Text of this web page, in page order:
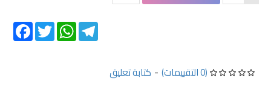
(0 التقييمات) - كتابة تعليق
Twitter
WhatsAppTelegram